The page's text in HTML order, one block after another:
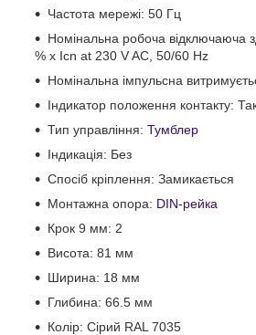
Частота мережі: 50 Гц
Номінальна робоча відключаюча
% x Icn at 230 V AC, 50/60 Hz
Номінальна імпульсна
Індикатор положення контакту:
Тип управління: Тумблер
Індикація: Без
Спосіб кріплення: Замикається
Монтажна опора: DIN-рейка
Крок 9 мм: 2
Висота: 81 мм
Ширина: 18 мм
Глибина: 66.5 мм
Колір: Сірий RAL 7035